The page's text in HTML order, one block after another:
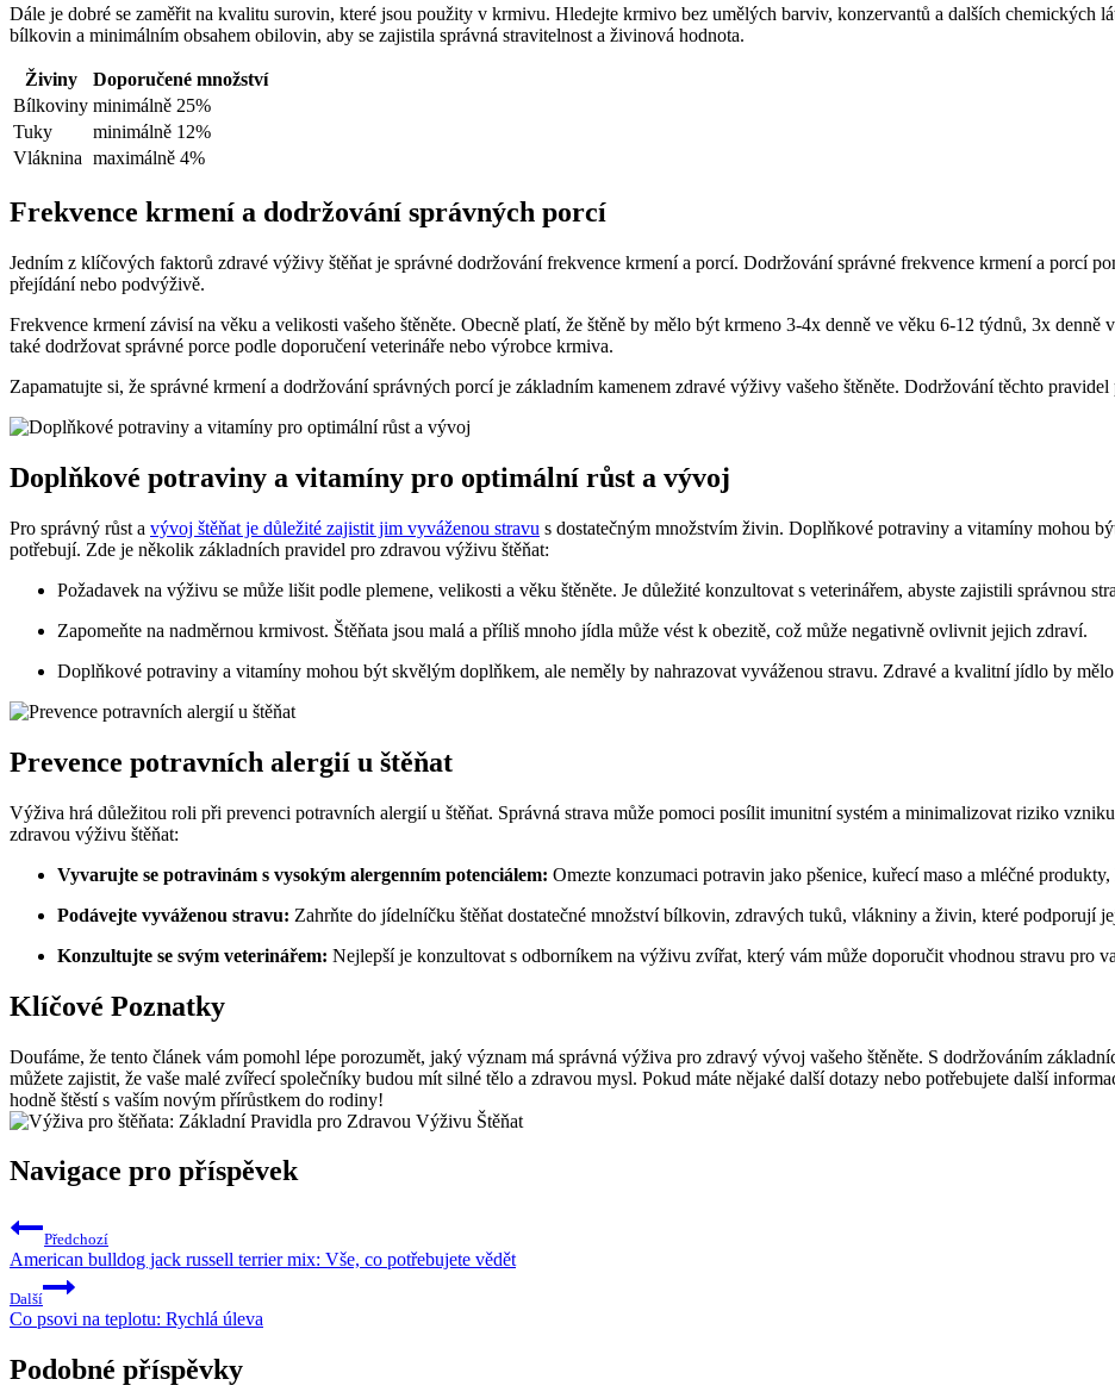
Dále je dobré se zaměřit na kvalitu surovin, které jsou použity v krmivu. Hledejte krmivo bez umělých barviv, konzervantů a dalších chemických
bílkovin a minimálním obsahem obilovin, aby se zajistila správná stravitelnost a živinová hodnota.
Živiny
Doporučené množství
Bílkoviny minimálně 25%
Tuky
minimálně 12%
Vláknina maximálně 4%
Frekvence krmení a dodržování správných porcí
Jedním z klíčových faktorů zdravé výživy štěňat je správné dodržování frekvence krmení a porcí. Dodržování správné frekvence krmení a porcí
přejídání nebo podvýživě.
Frekvence krmení závisí na věku a velikosti vašeho štěněte. Obecně platí, že štěně by mělo být krmeno 3-4x denně ve věku 6-12 týdnů, 3x
také dodržovat správné porce podle doporučení veterináře nebo výrobce krmiva.
Zapamatujte si, že správné krmení a dodržování správných porcí je základním kamenem zdravé výživy vašeho štěněte. Dodržování těchto pravidel
Doplňkové potraviny a vitamíny pro optimální růst a vývoj
Pro správný růst a vývoj štěňat je důležité zajistit jim vyváženou stravu s dostatečným množstvím živin. Doplňkové potraviny a vitamíny mohou
potřebují. Zde je několik základních pravidel pro zdravou výživu štěňat:
Požadavek na výživu se může lišit podle plemene, velikosti a věku štěněte. Je důležité konzultovat s veterinářem, abyste zajistili správnou
Zapomeňte na nadměrnou krmivost. Štěňata jsou malá a příliš mnoho jídla může vést k obezitě, což může negativně ovlivnit jejich zdraví.
Doplňkové potraviny a vitamíny mohou být skvělým doplňkem, ale neměly by nahrazovat vyváženou stravu. Zdravé a kvalitní jídlo by
Prevence potravních alergií u štěňat
Výživa hrá důležitou roli při prevenci potravních alergií u štěňat. Správná strava může pomoci posílit imunitní systém a minimalizovat riziko
zdravou výživu štěňat:
Vyvarujte se potravinám s vysokým alergenním potenciálem: Omezte konzumaci potravin jako pšenice, kuřecí maso a mléčné
Podávejte vyváženou stravu: Zahrňte do jídelníčku štěňat dostatečné množství bílkovin, zdravých tuků, vlákniny a živin, které podporují
Konzultujte se svým veterinářem: Nejlepší je konzultovat s odborníkem na výživu zvířat, který vám může doporučit vhodnou stravu pro
Klíčové Poznatky
Doufáme, že tento článek vám pomohl lépe porozumět, jaký význam má správná výživa pro zdravý vývoj vašeho štěněte. S dodržováním
můžete zajistit, že vaše malé zvířecí společníky budou mít silné tělo a zdravou mysl. Pokud máte nějaké další dotazy nebo potřebujete další
hodně štěstí s vaším novým přírůstkem do rodiny!
Navigace pro příspěvek
Předchozí
American bulldog jack russell terrier mix: Vše, co potřebujete vědět
Další
Co psovi na teplotu: Rychlá úleva
Podobné příspěvky